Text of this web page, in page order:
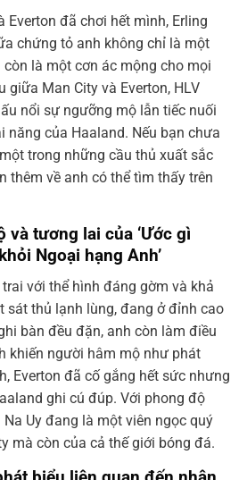
Everton đã chơi hết mình, Erling
chứng tỏ anh không chỉ là một
là một cơn ác mộng cho mọi
giữa Man City và Everton, HLV
nổi sự ngưỡng mộ lẫn tiếc nuối
năng của Haaland. Nếu bạn chưa
trong những cầu thủ xuất sắc
thêm về anh có thể tìm thấy trên
và tương lai của ‘Ước gì
Ngoại hạng Anh’
với thể hình đáng gờm và khả
sát thủ lạnh lùng, đang ở đỉnh cao
bàn đều đặn, anh còn làm điều
khiến người hâm mộ như phát
Everton đã cố gắng hết sức nhưng
ghi cú đúp. Với phong độ
Uy đang là một viên ngọc quý
mà còn của cả thế giới bóng đá.